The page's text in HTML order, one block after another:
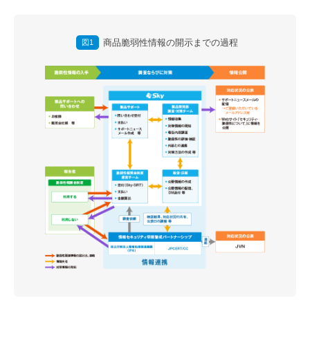
図1 商品脆弱性情報の開示までの過程